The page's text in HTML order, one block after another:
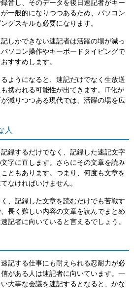
音し、そのデータを後日速記者がキー
一般的になりつつあるため、パソコン
グスキルも必要になります。
しかできない速記者は活躍の場が減っ
ソコン操作やキーボードタイピングで
すすめします。
ようになると、速記だけでなく生放送
携われる可能性が出てきます。IT化が
減りつつある現代では、活躍の場を広
人
録するだけでなく、記録した速記文字
字に直します。さらにその文章を読み
ともあります。つまり、何度も文章を
なければいけません。
、記録した文章を読むだけでも苦戦す
長く難しい内容の文章を読んでまとめ
記者に向いていると言えるでしょう。
記する仕事にも耐えられる忍耐力が必
がある人は速記者に向いています。一
大事な会議を速記するとなると、かな